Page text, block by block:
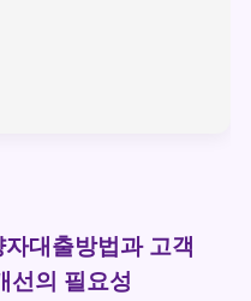
대출방법과 고객
선의 필요성